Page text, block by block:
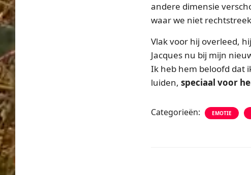
andere dimensie
waar we niet
Vlak voor hij overleed,
Jacques nu bij mijn
Ik heb hem beloofd dat
luiden, speciaal voor
Categorieën: EMOTIE